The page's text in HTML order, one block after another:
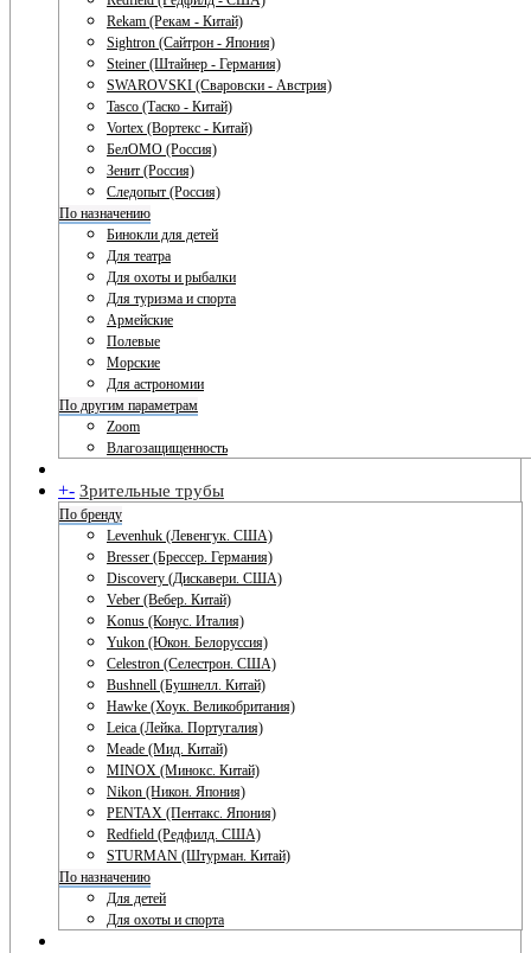
Rekam (Рекам - Китай)
Sightron (Сайтрон - Япония)
Steiner (Штайнер - Германия)
SWAROVSKI (Сваровски - Австрия)
Tasco (Таско - Китай)
Vortex (Вортекс - Китай)
БелОМО (Россия)
Зенит (Россия)
Следопыт (Россия)
По назначению
Бинокли для детей
Для театра
Для охоты и рыбалки
Для туризма и спорта
Армейские
Полевые
Морские
Для астрономии
По другим параметрам
Zoom
Влагозащищенность
+- Зрительные трубы
По бренду
Levenhuk (Левенгук. США)
Bresser (Брессер. Германия)
Discovery (Дискавери. США)
Veber (Вебер. Китай)
Konus (Конус. Италия)
Yukon (Юкон. Белоруссия)
Celestron (Селестрон. США)
Bushnell (Бушнелл. Китай)
Hawke (Хоук. Великобритания)
Leica (Лейка. Португалия)
Meade (Мид. Китай)
MINOX (Минокс. Китай)
Nikon (Никон. Япония)
PENTAX (Пентакс. Япония)
Redfield (Редфилд. США)
STURMAN (Штурман. Китай)
По назначению
Для детей
Для охоты и спорта